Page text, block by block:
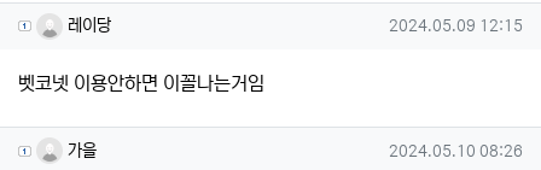
레이당님의 댓글
레이당 작성일
2024.05.09 12:15
벳코넷 이용안하면 이꼴나는거임
가을님의 댓글
가을 작성일
2024.05.10 08:26